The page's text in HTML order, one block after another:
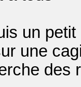
un
une
des